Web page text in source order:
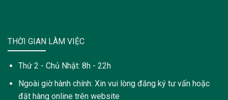
THỜI GIAN LÀM VIỆC
Thứ 2 - Chủ Nhật: 8h - 22h
Ngoài giờ hành chính: Xin vui lòng đăng ký tư vấn hoặc
đặt hàng online trên website